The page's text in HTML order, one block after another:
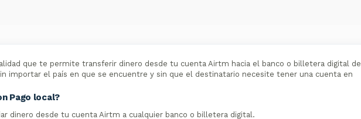
que te permite transferir dinero desde tu cuenta Airtm hacia el banco o billetera digital de
importar el país en que se encuentre y sin que el destinatario necesite tener una cuenta en
Pago local?
dinero desde tu cuenta Airtm a cualquier banco o billetera digital.